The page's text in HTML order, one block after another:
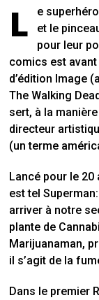
L
e
et le
pour leur
comics est
d’édition Image
The Walking
sert, à la
directeur
(un terme
Lancé pour le
est tel
arriver à notre
plante de
Marijuanaman,
il s’agit de la
Dans le premier